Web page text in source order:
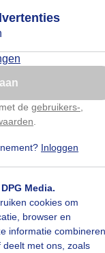
de gebruikers-
Inloggen
Media.
cookies om
browser en
informatie combineren
met ons, zoals
toestemming
de popup
later
elke dag deze pop-
te passen